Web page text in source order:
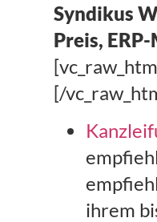
Syndikus
Preis,
[/
ihrem